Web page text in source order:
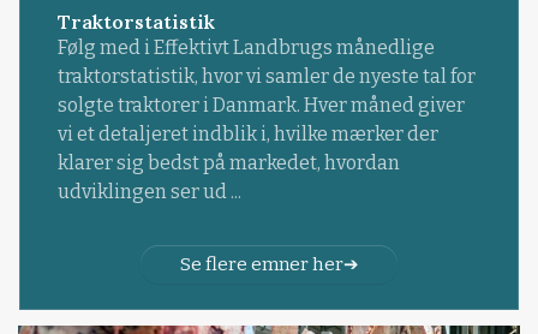
Traktorstatistik
Følg med i Effektivt Landbrugs månedlige
traktorstatistik, hvor vi samler de nyeste tal for
solgte traktorer i Danmark. Hver måned giver
vi et detaljeret indblik i, hvilke mærker der
klarer sig bedst på markedet, hvordan
udviklingen ser ud ...
Se flere emner her